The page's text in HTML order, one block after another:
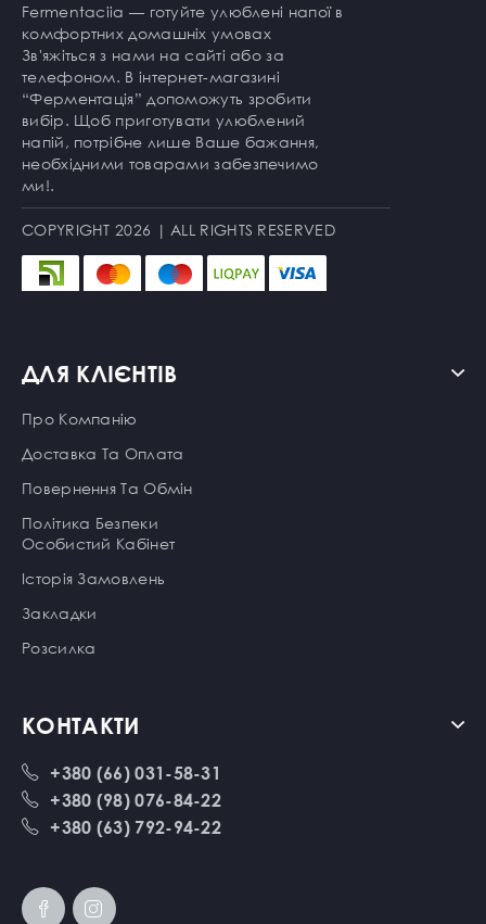
Fermentaciia — готуйте улюблені напої в
комфортних домашніх умовах
Зв'яжіться з нами на сайті або за
телефоном. В інтернет-магазині
“Ферментація” допоможуть зробити
вибір. Щоб приготувати улюблений
напій, потрібне лише Ваше бажання,
необхідними товарами забезпечимо
ми!.
COPYRIGHT 2026 | ALL RIGHTS RESERVED
ДЛЯ КЛІЄНТІВ
Про Компанію
Доставка Та Оплата
Повернення Та Обмін
Політика Безпеки
Особистий Кабінет
Історія Замовлень
Закладки
Розсилка
КОНТАКТИ
+380 (66) 031-58-31
+380 (98) 076-84-22
+380 (63) 792-94-22